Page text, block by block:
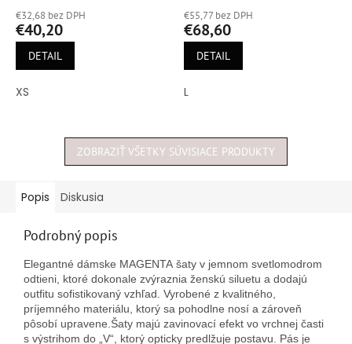
produktu
je
5,0
hviezdičiek.
€32,68 bez DPH
€40,20
DETAIL
XS
produktu
je
4,9
hviezdičiek.
€55,77 bez DPH
€68,60
DETAIL
L
ZOBRAZIŤ VŠETKY SÚVISIACE PRODUKTY
Popis Diskusia
Podrobný popis
Elegantné dámske MAGENTA šaty v jemnom svetlomodrom
odtieni, ktoré dokonale zvýraznia ženskú siluetu a dodajú
outfitu sofistikovaný vzhľad. Vyrobené z kvalitného,
príjemného materiálu, ktorý sa pohodlne nosí a zároveň
pôsobí upravene. Šaty majú zavinovací efekt vo vrchnej časti
s výstrihom do „ V“, ktorý opticky predlžuje postavu. Pás je